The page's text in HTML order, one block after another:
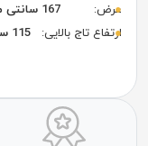
عرض:
ارتفاع تاج بالایی:
115 سانتی متر